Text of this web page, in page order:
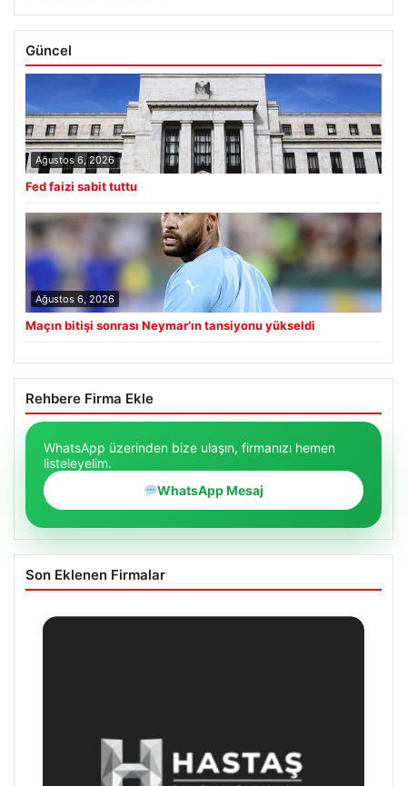
Güncel
Ağustos 6, 2026
Fed faizi sabit tuttu
Ağustos 6, 2026
Maçın bitişi sonrası Neymar’ın tansiyonu yükseldi
Rehbere Firma Ekle
WhatsApp üzerinden bize ulaşın, firmanızı hemen
listeleyelim.
WhatsApp Mesaj
Son Eklenen Firmalar